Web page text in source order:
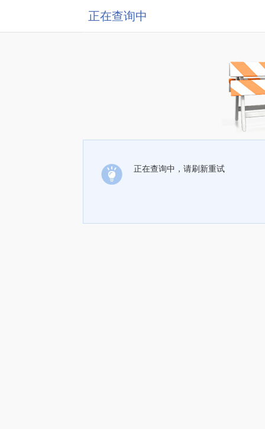
正在查询中
正在查询中，请刷新重试